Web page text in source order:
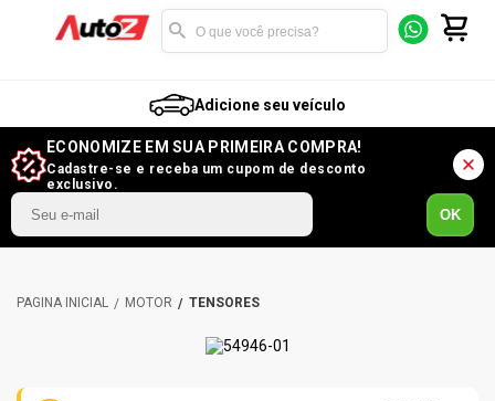
Adicione seu veículo
ECONOMIZE EM SUA PRIMEIRA COMPRA!
Cadastre-se e receba um cupom de desconto
exclusivo.
OK
MOTOR TENSORES